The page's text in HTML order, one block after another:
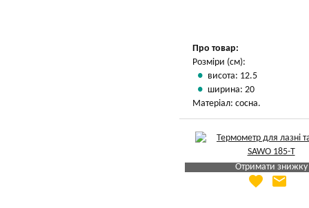
Про товар:
Розміри (см):
висота: 12.5
ширина: 20
Матеріал: сосна.
Отримати знижку
Яка Ваша ціна
favorite email